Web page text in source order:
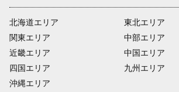
北海道エリア
関東エリア
近畿エリア
四国エリア
沖縄エリア
東北エリア
中部エリア
中国エリア
九州エリア